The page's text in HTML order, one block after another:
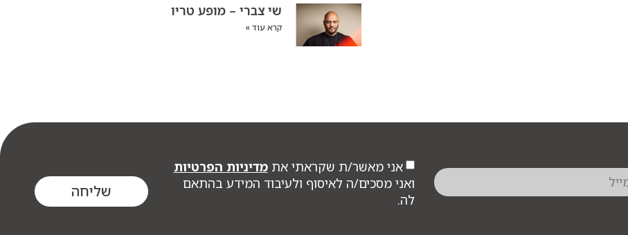
שי צברי – מופע טריו
קרא עוד »
אני מאשר/ת שקראתי אתמדיניות הפרטיות
ואני מסכים/ה לאיסוף ולעיבוד המידע בהתאם
לה.
שליחה